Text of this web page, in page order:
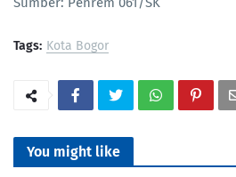
Tags: Kota Bogor
You might like